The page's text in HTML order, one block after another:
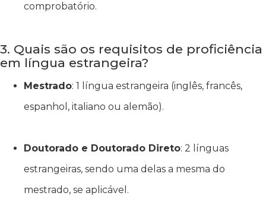
comprobatório.
3. Quais são os requisitos de proficiência
em língua estrangeira?
Mestrado: 1 língua estrangeira (inglês, francês,
espanhol, italiano ou alemão).
Doutorado e Doutorado Direto: 2 línguas
estrangeiras, sendo uma delas a mesma do
mestrado, se aplicável.